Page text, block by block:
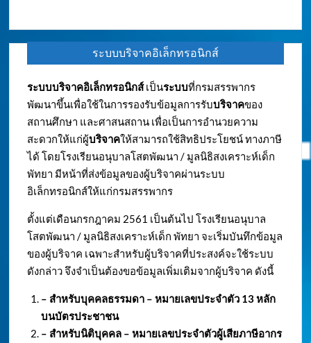
ระบบบริจาคอิเล็กทรอนิกส์
ระบบบริจาคอิเล็กทรอนิกส์เป็นระบบที่กรมสรรพากร
พัฒนาขึ้นเพื่อใช้ในการรองรับข้อมูลการรับบริจาคของ
สถานศึกษา และศาสนสถาน เพื่อเป็นการอำนวยความ
สะดวกให้แก่ผู้บริจาคให้สามารถใช้สิทธิประโยชน์ ทางภาษี
ได้ โดยโรงเรียนอนุบาลโสตพัฒนา / มูลนิธิสงเคราะห์เด็ก
พัทยา มีหน้าที่ส่งข้อมูลของผู้บริจาคผ่านระบบ
อิเล็กทรอนิกส์ให้แก่กรมสรรพากร
ตั้งแต่เดือนกรกฎาคม 2561 เป็นต้นไป โรงเรียนอนุบาล
โสตพัฒนา / มูลนิธิสงเคราะห์เด็ก พัทยา จะเริ่มบันทึกข้อมูล
ของผู้บริจาค เฉพาะสำหรับผู้บริจาคที่ประสงค์จะใช้ระบบ
ดังกล่าว จึงจำเป็นต้องขอข้อมูลเพิ่มเติมจากผู้บริจาค ดังนี้
– สำหรับบุคคลธรรมดา – หมายเลขประจำตัว 13 หลัก
บนบัตรประชาชน
– สำหรับนิติบุคคล – หมายเลขประจำตัวผู้เสียภาษีอากร